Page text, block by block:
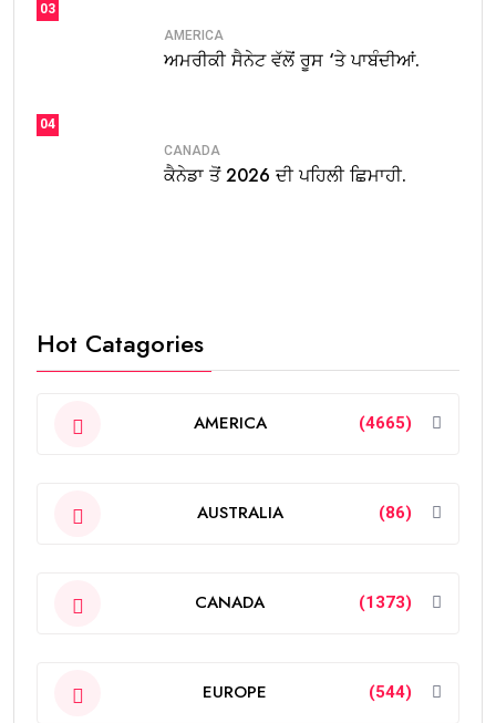
03
AMERICA
ਅਮਰੀਕੀ ਸੈਨੇਟ ਵੱਲੋਂ ਰੂਸ ‘ਤੇ ਪਾਬੰਦੀਆਂ.
04
CANADA
ਕੈਨੇਡਾ ਤੋਂ 2026 ਦੀ ਪਹਿਲੀ ਛਿਮਾਹੀ.
Hot Catagories
AMERICA (4665)
AUSTRALIA (86)
CANADA (1373)
EUROPE (544)